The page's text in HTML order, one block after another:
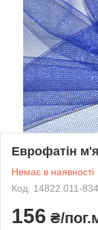
Еврофатін
Немає в наявності
Код: 14822.011-
156 ₴/